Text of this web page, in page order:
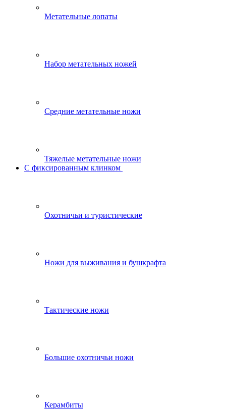
Метательные лопаты
Набор метательных ножей
Средние метательные ножи
Тяжелые метательные ножи
С фиксированным клинком
Охотничьи и туристические
Ножи для выживания и бушкрафта
Тактические ножи
Большие охотничьи ножи
Керамбиты